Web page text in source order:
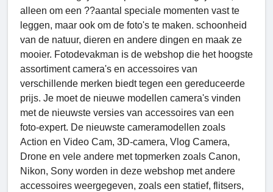
alleen om een ??aantal speciale momenten vast te
leggen, maar ook om de foto's te maken. schoonheid
van de natuur, dieren en andere dingen en maak ze
mooier. Fotodevakman is de webshop die het hoogste
assortiment camera's en accessoires van
verschillende merken biedt tegen een gereduceerde
prijs. Je moet de nieuwe modellen camera's vinden
met de nieuwste versies van accessoires van een
foto-expert. De nieuwste cameramodellen zoals
Action en Video Cam, 3D-camera, Vlog Camera,
Drone en vele andere met topmerken zoals Canon,
Nikon, Sony worden in deze webshop met andere
accessoires weergegeven, zoals een statief, flitsers,